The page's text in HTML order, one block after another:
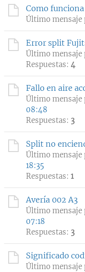
Como
Último mensaje
Error split
Último mensaje
Respuestas: 4
Fallo en aire
Último mensaje
08:48
Respuestas: 3
Split no
Último mensaje
18:35
Respuestas: 1
Avería 002 A3
Último mensaje
07:18
Respuestas: 3
Significado
Último mensaje